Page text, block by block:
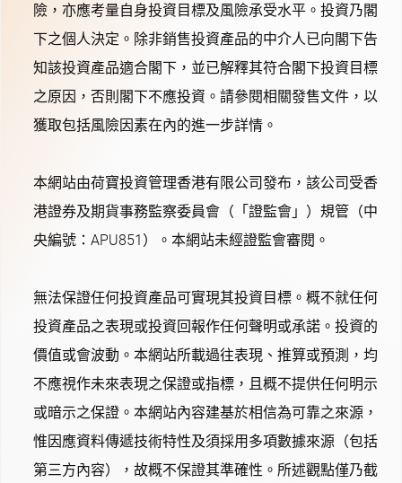
險，亦應考量自身投資目標及風險承受水平。投資乃閣
下之個人決定。除非銷售投資產品的中介人已向閣下告
知該投資產品適合閣下，並已解釋其符合閣下投資目標
之原因，否則閣下不應投資。請參閱相關發售文件，以
獲取包括風險因素在內的進一步詳情。
本網站由荷寶投資管理香港有限公司發布，該公司受香
港證券及期貨事務監察委員會（「證監會」）規管（中
央編號：APU851）。本網站未經證監會審閱。
無法保證任何投資產品可實現其投資目標。概不就任何
投資產品之表現或投資回報作任何聲明或承諾。投資的
價值或會波動。本網站所載過往表現、推算或預測，均
不應視作未來表現之保證或指標，且概不提供任何明示
或暗示之保證。本網站內容建基於相信為可靠之來源，
惟因應資料傳遞技術特性及須採用多項數據來源（包括
第三方內容），故概不保證其準確性。所述觀點僅乃截